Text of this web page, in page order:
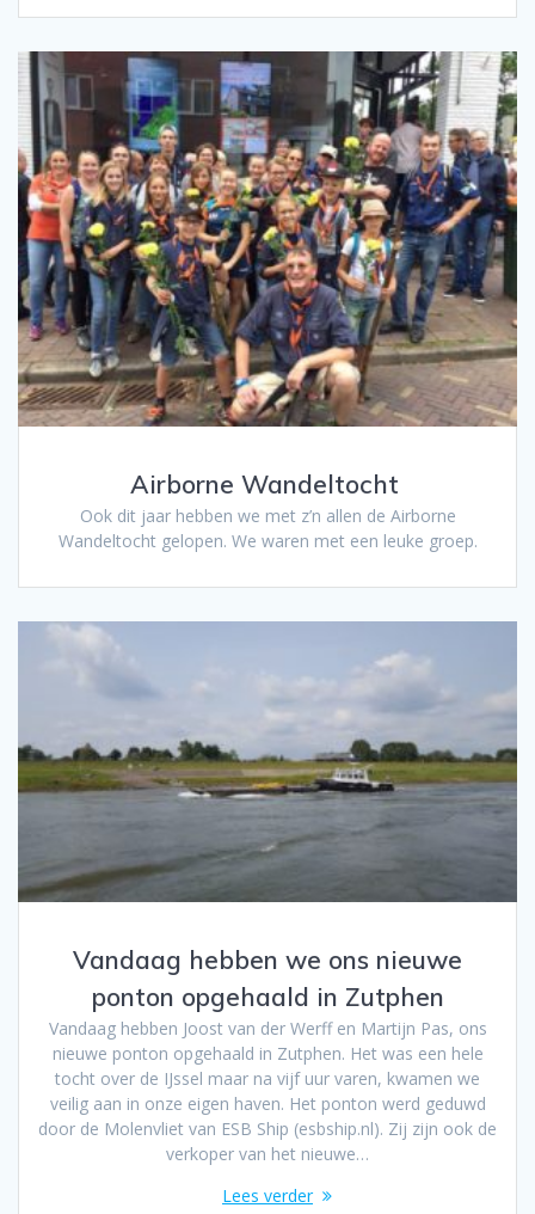
Airborne Wandeltocht
Ook dit jaar hebben we met z’n allen de Airborne
Wandeltocht gelopen. We waren met een leuke groep.
Vandaag hebben we ons nieuwe
ponton opgehaald in Zutphen
Vandaag hebben Joost van der Werff en Martijn Pas, ons
nieuwe ponton opgehaald in Zutphen. Het was een hele
tocht over de IJssel maar na vijf uur varen, kwamen we
veilig aan in onze eigen haven. Het ponton werd geduwd
door de Molenvliet van ESB Ship (esbship.nl). Zij zijn ook de
verkoper van het nieuwe…
Lees verder